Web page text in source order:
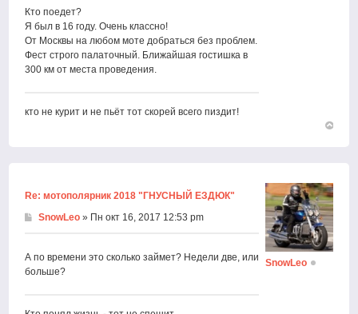
Кто поедет?
Я был в 16 году. Очень классно!
От Москвы на любом моте добраться без проблем.
Фест строго палаточный. Ближайшая гостишка в
300 км от места проведения.
кто не курит и не пьёт тот скорей всего пиздит!
Re: мотополярник 2018 "ГНУСНЫЙ ЕЗДЮК"
SnowLeo » Пн окт 16, 2017 12:53 pm
А по времени это сколько займет? Недели две, или
больше?
SnowLeo